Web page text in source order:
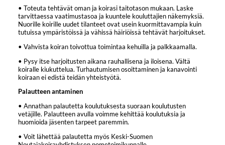
• Toteuta tehtävät oman ja koirasi taitotason mukaan. Laske
tarvittaessa vaatimustasoa ja kuuntele kouluttajien näkemyksiä.
Nuorille koirille uudet tilanteet ovat usein kuormittavampia kuin
tutuissa ympäristöissä ja vähissä häiriöissä tehtävät harjoitukset.
• Vahvista koiran toivottua toimintaa kehuilla ja palkkaamalla.
• Pysy itse harjoitusten aikana rauhallisena ja iloisena. Vältä
koiralle kiukuttelua. Turhautumisen osoittaminen ja kanavointi
koiraan ei edistä teidän yhteistyötä.
Palautteen antaminen
• Annathan palautetta koulutuksesta suoraan koulutusten
vetäjille. Palautteen avulla voimme kehittää koulutuksia ja
huomioida jäsenten tarpeet paremmin.
• Voit lähettää palautetta myös Keski-Suomen